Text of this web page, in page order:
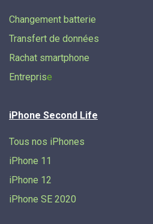
Changement batterie
Transfert de données​
Rachat smartphone
Entreprise
iPhone Second Life
Tous nos iPhones
iPhone 11
iPhone 12
iPhone SE 2020